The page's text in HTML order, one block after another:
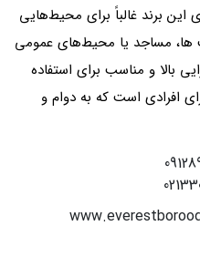
برند غالباً برای محیط‌هایی
ها، مساجد یا محیط‌های عمومی
بالا و مناسب برای استفاده‌
افرادی است که به دوام و